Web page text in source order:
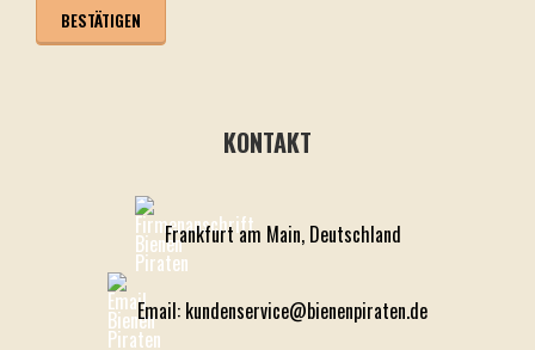
KONTAKT
Frankfurt am Main, Deutschland
Email: kundenservice@bienenpiraten.de